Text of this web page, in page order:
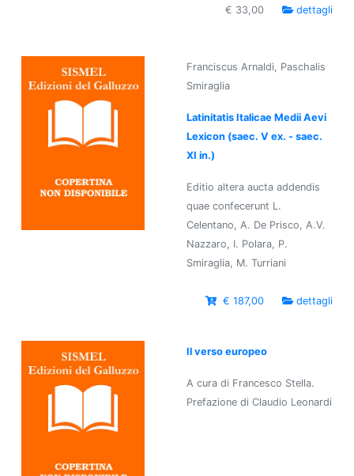
€ 33,00 dettagli
Franciscus Arnaldi, Paschalis
Smiraglia
Latinitatis Italicae Medii Aevi
Lexicon (saec. V ex. - saec.
XI in.)
Editio altera aucta addendis
quae confecerunt L.
Celentano, A. De Prisco, A.V.
Nazzaro, I. Polara, P.
Smiraglia, M. Turriani
€ 187,00 dettagli
Il verso europeo
A cura di Francesco Stella.
Prefazione di Claudio Leonardi